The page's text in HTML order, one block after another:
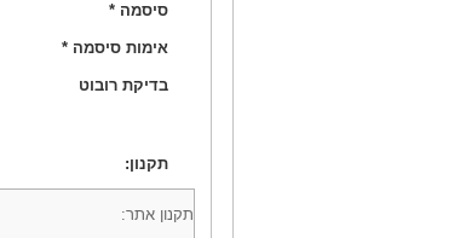
סיסמה *
אימות סיסמה *
בדיקת רובוט
תקנון:
תקנון אתר: